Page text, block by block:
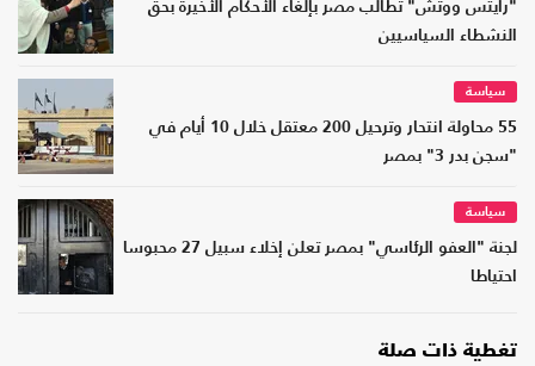
"رايتس ووتش" تطالب مصر بإلغاء الأحكام الأخيرة بحق
النشطاء السياسيين
سياسة
55 محاولة انتحار وترحيل 200 معتقل خلال 10 أيام في
"سجن بدر 3" بمصر
سياسة
لجنة "العفو الرئاسي" بمصر تعلن إخلاء سبيل 27 محبوسا
احتياطا
تغطية ذات صلة